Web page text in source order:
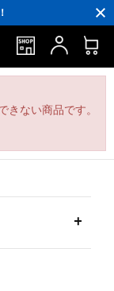
7％
プレゼント！
ゼント！
きない商品です。